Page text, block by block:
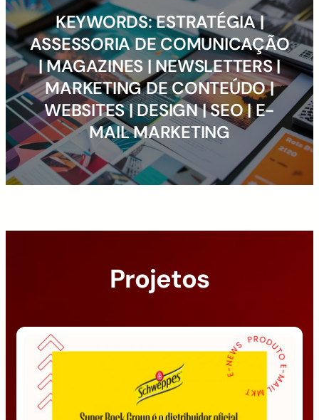
KEYWORDS: ESTRATÉGIA |
ASSESSORIA DE COMUNICAÇÃO
| MAGAZINES | NEWSLETTERS |
MARKETING DE CONTEÚDO |
WEBSITES | DESIGN | SEO | E-
MAIL MARKETING
Projetos